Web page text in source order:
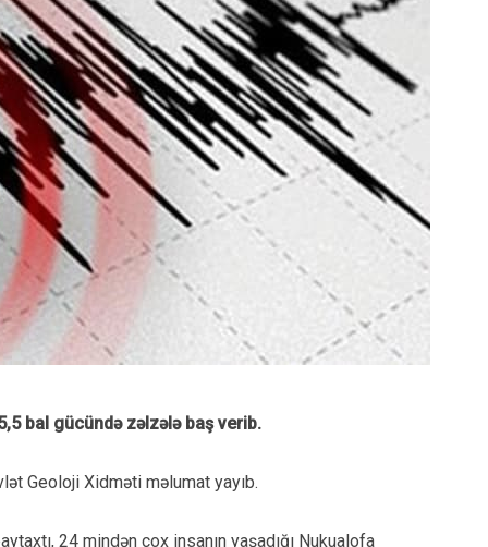
bal gücündə zəlzələ baş verib.
Geoloji Xidməti məlumat yayıb.
24 mindən çox insanın yaşadığı Nukualofa